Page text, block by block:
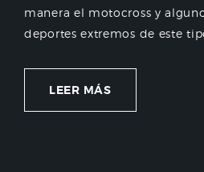
manera el motocross y
deportes extremos de este
LEER MÁS